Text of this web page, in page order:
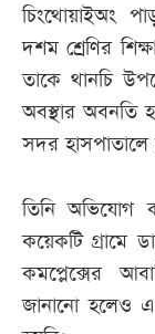
চিংথোয়াইঅং
দশম শ্রেণির
তাকে থানচি
অবস্থার অবনতি
সদর হাসপাতালে
তিনি অভিযোগ
কয়েকটি গ্রামে
কমপ্লেক্সের
জানানো হলেও